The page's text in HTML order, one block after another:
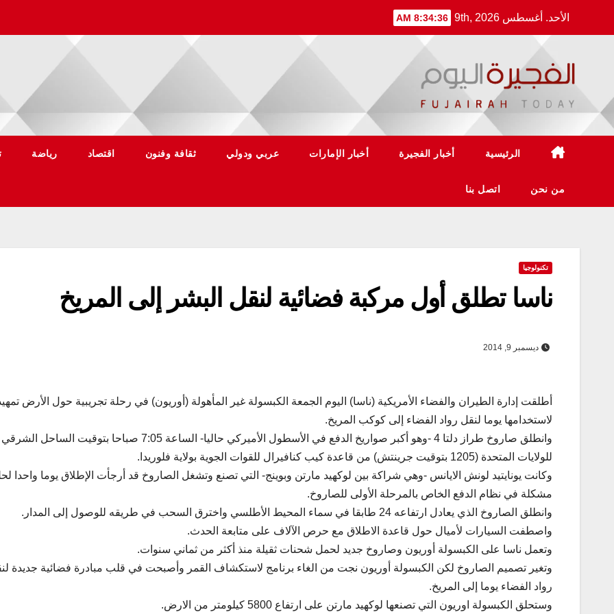
الأحد. أغسطس 9th, 2026 8:34:36 AM
الرئيسية أخبار الفجيرة أخبار الإمارات عربي ودولي ثقافة وفنون اقتصاد رياضة
من نحن اتصل بنا
تكنولوجيا
ناسا تطلق أول مركبة فضائية لنقل البشر إلى المريخ
ديسمبر 9, 2014
أطلقت إدارة الطيران والفضاء الأمريكية (ناسا) اليوم الجمعة الكبسولة غير المأهولة (أوريون) في رحلة تجريبية حول الأرض
لاستخدامها يوما لنقل رواد الفضاء إلى كوكب المريخ.
وانطلق صاروخ طراز دلتا 4 -وهو أكبر صواريخ الدفع في الأسطول الأميركي حاليا- الساعة 7:05 صباحا بتوقيت الساحل الشرقي
للولايات المتحدة (1205 بتوقيت جرينتش) من قاعدة كيب كنافيرال للقوات الجوية بولاية فلوريدا.
وكانت يونايتيد لونش الايانس -وهي شراكة بين لوكهيد مارتن وبوينج- التي تصنع وتشغل الصاروخ قد أرجأت الإطلاق يوما واحدا
مشكلة في نظام الدفع الخاص بالمرحلة الأولى للصاروخ.
وانطلق الصاروخ الذي يعادل ارتفاعه 24 طابقا في سماء المحيط الأطلسي واخترق السحب في طريقه للوصول إلى المدار.
واصطفت السيارات لأميال حول قاعدة الاطلاق مع حرص الآلاف على متابعة الحدث.
وتعمل ناسا على الكبسولة أوريون وصاروخ جديد لحمل شحنات ثقيلة منذ أكثر من ثماني سنوات.
وتغير تصميم الصاروخ لكن الكبسولة أوريون نجت من الغاء برنامج لاستكشاف القمر وأصبحت في قلب مبادرة فضائية جديدة
رواد الفضاء يوما إلى المريخ.
وستحلق الكبسولة اوريون التي تصنعها لوكهيد مارتن على ارتفاع 5800 كيلومتر من الارض.